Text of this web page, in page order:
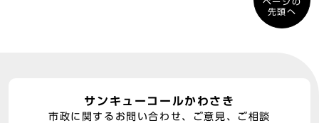
ページの
先頭へ
サンキューコールかわさき
市政に関するお問い合わせ、ご意見、ご相談